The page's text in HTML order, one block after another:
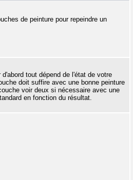
de peinture pour repeindre un
tout dépend de l'état de votre
doit suffire avec une bonne peinture
voir deux si nécessaire avec une
en fonction du résultat.